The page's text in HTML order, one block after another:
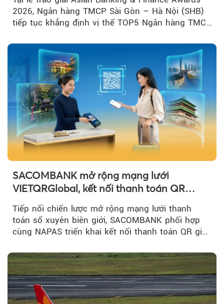
2026, Ngân hàng TMCP Sài Gòn – Hà Nội (SHB)
tiếp tục khẳng định vị thế TOP5 Ngân hàng TMCP
SACOMBANK mở rộng mạng lưới
VIETQRGlobal, kết nối thanh toán QR
Tiếp nối chiến lược mở rộng mạng lưới thanh
toán số xuyên biên giới, SACOMBANK phối hợp
cùng NAPAS triển khai kết nối thanh toán QR giữa